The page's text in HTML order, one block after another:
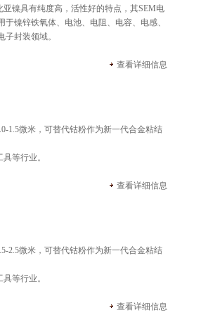
镍具有纯度高，活性好的特点，其SEM电
镍锌铁氧体、电池、电阻、电容、电感、
封装领域。
查看详细信息
-1.5微米 ，可替代钴粉作为新一代合金粘结
等行业。
查看详细信息
-2.5微米 ，可替代钴粉作为新一代合金粘结
等行业。
查看详细信息